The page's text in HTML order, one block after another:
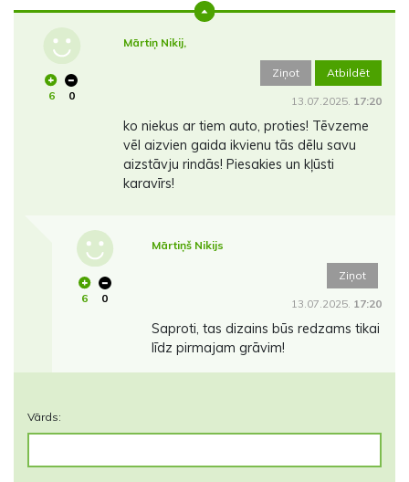
6 0
Mārtiņ Nikij,
Ziņot Atbildēt
13.07.2025. 17:20
ko niekus ar tiem auto, proties! Tēvzeme
vēl aizvien gaida ikvienu tās dēlu savu
aizstāvju rindās! Piesakies un kļūsti
karavīrs!
6 0
Mārtiņš Nikijs
Ziņot
13.07.2025. 17:20
Saproti, tas dizains būs redzams tikai
līdz pirmajam grāvim!
Vārds: